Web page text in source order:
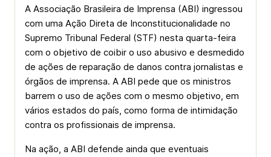
A Associação Brasileira de Imprensa (ABI) ingressou
com uma Ação Direta de Inconstitucionalidade no
Supremo Tribunal Federal (STF) nesta quarta-feira
com o objetivo de coibir o uso abusivo e desmedido
de ações de reparação de danos contra jornalistas e
órgãos de imprensa. A ABI pede que os ministros
barrem o uso de ações com o mesmo objetivo, em
vários estados do país, como forma de intimidação
contra os profissionais de imprensa.
Na ação, a ABI defende ainda que eventuais